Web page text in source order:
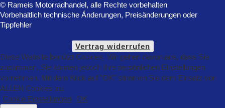
© Rameis Motorradhandel, alle Rechte vorbehalten
Vorbehaltlich technische Änderungen, Preisänderungen oder
Tippfehler
Vertrag widerrufen
Diese Website benützt Cookies. Wir gehen davon aus, dass Sie
zustimmen, Sie können jedoch Ihre persönlichen Einstellungen
vornehmen. Mit dem Klick auf "OK" stimmen Sie dem Einsatz von
ALLEN Cookies zu.
Cookie Einstellungen
OK